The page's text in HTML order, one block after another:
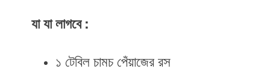
যা যা লাগবে :
১ টেবিল চামচ পেঁয়াজের রস